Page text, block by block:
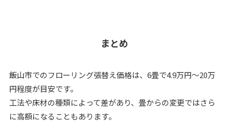
まとめ
飯山市でのフローリング張替え価格は、6畳で4.9万円～20万
円程度が目安です。
工法や床材の種類によって差があり、畳からの変更ではさら
に高額になることもあります。